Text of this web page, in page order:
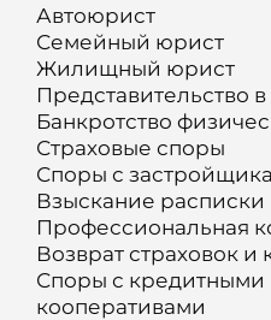
Автоюрист
Семейный юрист
Жилищный юрист
Представительство в
Банкротство
Страховые споры
Споры с
Взыскание расписки
Профессиональная
Возврат страховок и
Споры с кредитными
кооперативами